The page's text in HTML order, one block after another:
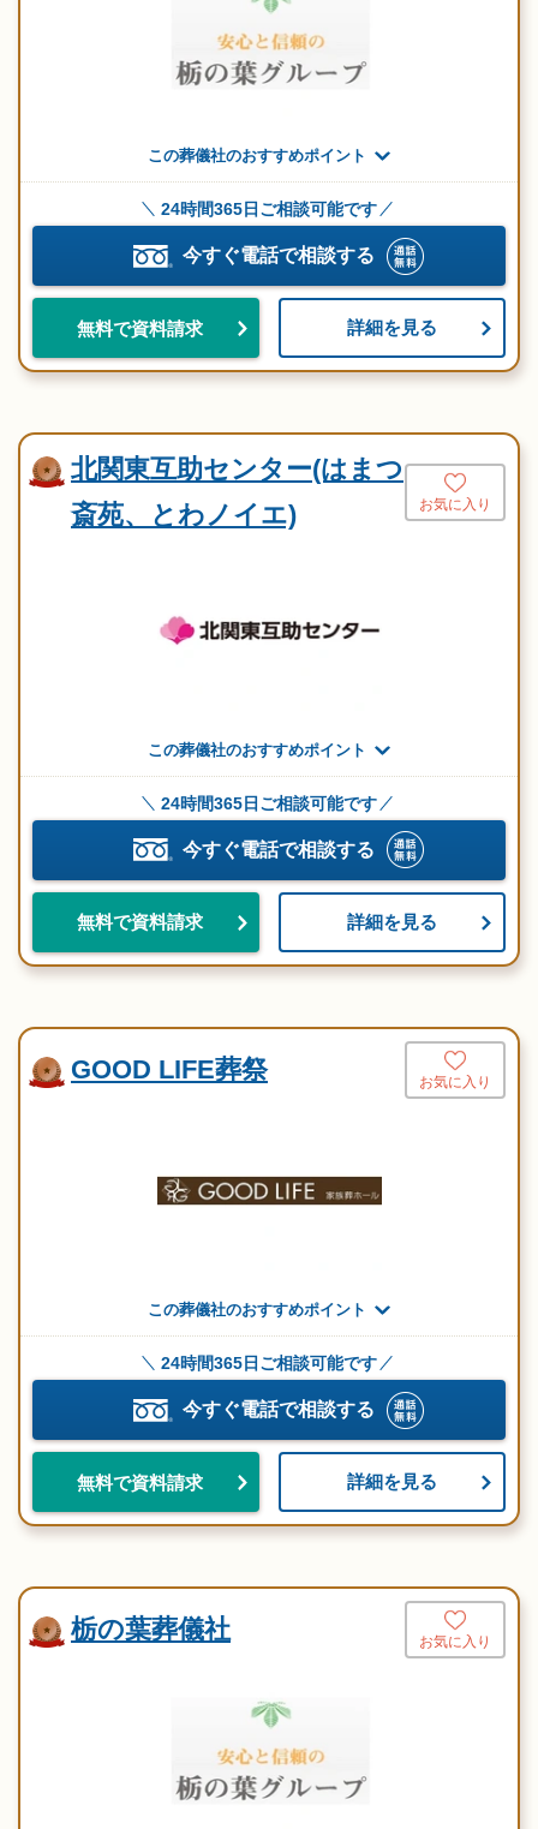
この葬儀社のおすすめポイント
24時間365日ご相談可能です
今すぐ電話で相談する
無料で資料請求 詳細を見る
北関東互助センター(はまつ
斎苑、とわノイエ)
お気に入り
この葬儀社のおすすめポイント
24時間365日ご相談可能です
今すぐ電話で相談する
無料で資料請求 詳細を見る
GOOD LIFE葬祭 お気に入り
この葬儀社のおすすめポイント
24時間365日ご相談可能です
今すぐ電話で相談する
無料で資料請求 詳細を見る
栃の葉葬儀社 お気に入り